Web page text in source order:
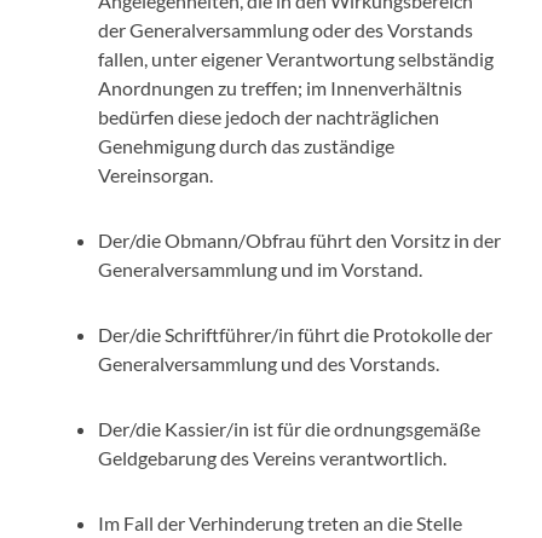
der Generalversammlung oder des Vorstands
fallen, unter eigener Verantwortung selbständig
Anordnungen zu treffen; im Innenverhältnis
bedürfen diese jedoch der nachträglichen
Genehmigung durch das zuständige
Vereinsorgan.
Der/die Obmann/Obfrau führt den Vorsitz in der
Generalversammlung und im Vorstand.
Der/die Schriftführer/in führt die Protokolle der
Generalversammlung und des Vorstands.
Der/die Kassier/in ist für die ordnungsgemäße
Geldgebarung des Vereins verantwortlich.
Im Fall der Verhinderung treten an die Stelle